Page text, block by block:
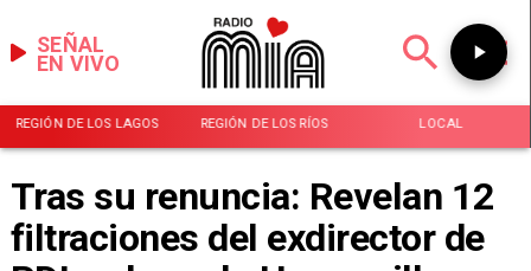
EN VIVO
SEÑAL
REGIÓN DE LOS LAGOS REGIÓN DE LOS RÍOS LOCAL
Tras su renuncia: Revelan 12
filtraciones del exdirector de